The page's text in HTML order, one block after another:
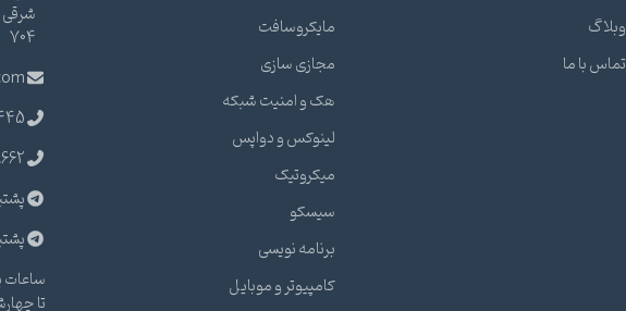
وبلاگ
تماس با ما
مایکروسافت
مجازی سازی
هک و امنیت شبکه
لینوکس و دواپس
میکروتیک
سیسکو
برنامه نویسی
کامپیوتر و موبایل
704
ساعات